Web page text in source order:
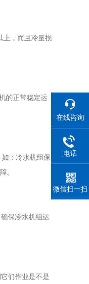
上，而且冷量损
的正常稳定运
：冷水机组保
。
保冷水机组运
们作业是不是
在线咨询
电话
微信扫一扫